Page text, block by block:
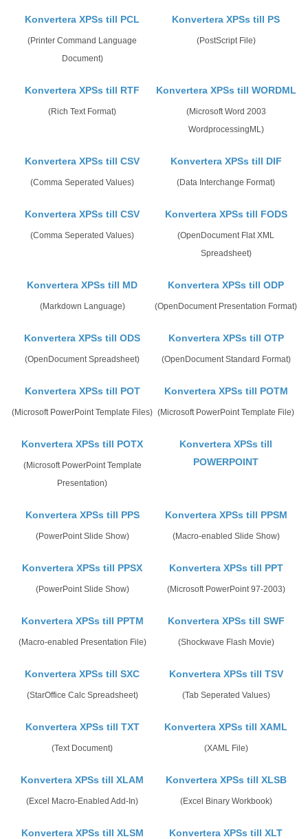
Konvertera XPSs till PCL
(Printer Command Language
Document)
Konvertera XPSs till PS
(PostScript File)
Konvertera XPSs till RTF
(Rich Text Format)
Konvertera XPSs till WORDML
(Microsoft Word 2003
WordprocessingML)
Konvertera XPSs till CSV
(Comma Seperated Values)
Konvertera XPSs till DIF
(Data Interchange Format)
Konvertera XPSs till CSV
(Comma Seperated Values)
Konvertera XPSs till FODS
(OpenDocument Flat XML
Spreadsheet)
Konvertera XPSs till MD
(Markdown Language)
Konvertera XPSs till ODP
(OpenDocument Presentation Format)
Konvertera XPSs till ODS
(OpenDocument Spreadsheet)
Konvertera XPSs till OTP
(OpenDocument Standard Format)
Konvertera XPSs till POT
(Microsoft PowerPoint Template Files)
Konvertera XPSs till POTM
(Microsoft PowerPoint Template File)
Konvertera XPSs till POTX
(Microsoft PowerPoint Template
Presentation)
Konvertera XPSs till
POWERPOINT
Konvertera XPSs till PPS
(PowerPoint Slide Show)
Konvertera XPSs till PPSM
(Macro-enabled Slide Show)
Konvertera XPSs till PPSX
(PowerPoint Slide Show)
Konvertera XPSs till PPT
(Microsoft PowerPoint 97-2003)
Konvertera XPSs till PPTM
(Macro-enabled Presentation File)
Konvertera XPSs till SWF
(Shockwave Flash Movie)
Konvertera XPSs till SXC
(StarOffice Calc Spreadsheet)
Konvertera XPSs till TSV
(Tab Seperated Values)
Konvertera XPSs till TXT
(Text Document)
Konvertera XPSs till XAML
(XAML File)
Konvertera XPSs till XLAM
(Excel Macro-Enabled Add-In)
Konvertera XPSs till XLSB
(Excel Binary Workbook)
Konvertera XPSs till XLSM Konvertera XPSs till XLT